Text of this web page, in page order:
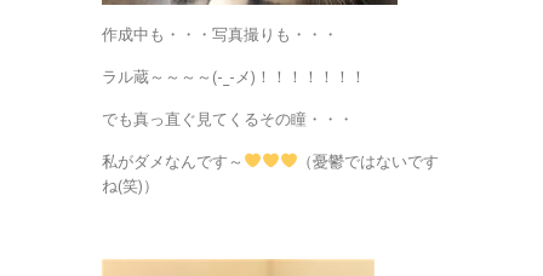
作成中も・・・写真撮りも・・・
ラル蔵～～～～(-_-メ)！！！！！！！
でも真っ直ぐ見てくるその瞳・・・
私がダメなんです～
（憂鬱ではないです
ね(笑)）